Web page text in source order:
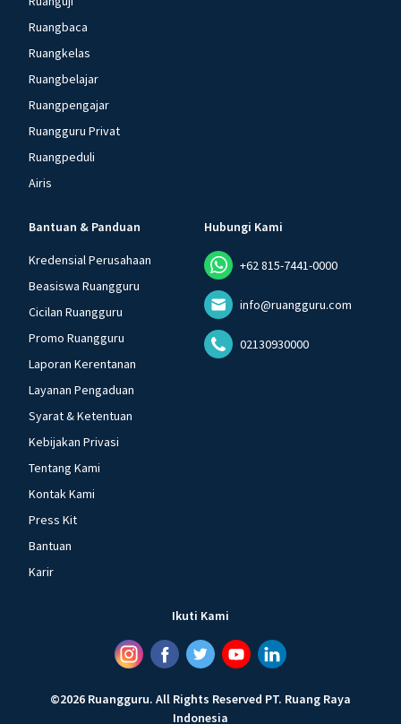
Ruangbaca
Ruangkelas
Ruangbelajar
Ruangpengajar
Ruangguru Privat
Ruangpeduli
Airis
Bantuan & Panduan
Kredensial Perusahaan
Beasiswa Ruangguru
Cicilan Ruangguru
Promo Ruangguru
Laporan Kerentanan
Layanan Pengaduan
Syarat & Ketentuan
Kebijakan Privasi
Tentang Kami
Kontak Kami
Press Kit
Bantuan
Karir
Hubungi Kami
+62 815-7441-0000
info@ruangguru.com
02130930000
Ikuti Kami
©2026 Ruangguru. All Rights Reserved PT. Ruang Raya
Indonesia